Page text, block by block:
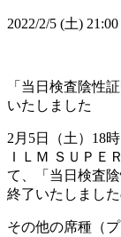
2022/2/5 (土) 21:00
「当日検査陰性
いたしました
2月5日（土）18
ＩＬＭ ＳＵＰＥ
て、「当日検査
終了いたしまし
その他の席種（